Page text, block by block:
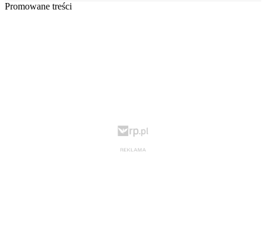
Promowane treści